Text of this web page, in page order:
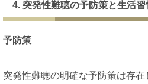
4. 突発性難聴の予防策と生活
予防策
突発性難聴の明確な予防策は存